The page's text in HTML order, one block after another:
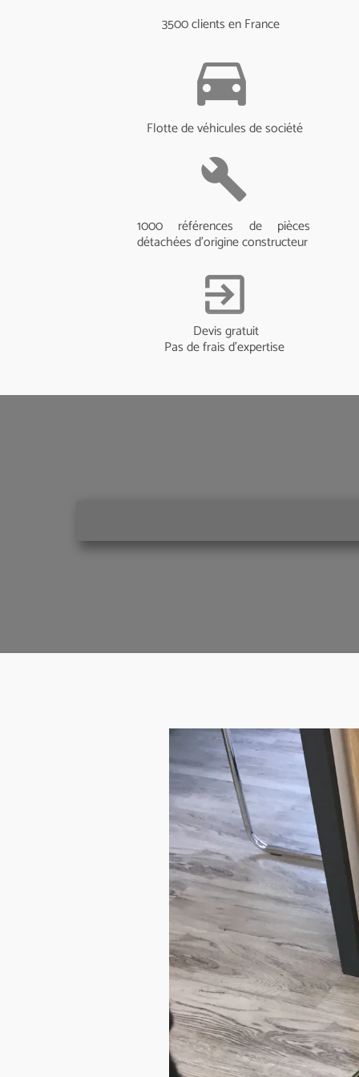
3500 clients en France
directions_car
Flotte de véhicules de société
build
1000 références de pièces
détachées d'origine constructeur
exit_to_app
Devis gratuit
Pas de frais d'expertise